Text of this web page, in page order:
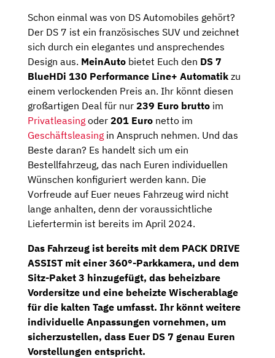
Schon einmal was von DS Automobiles gehört?
Der DS 7 ist ein französisches SUV und zeichnet
sich durch ein elegantes und ansprechendes
Design aus. MeinAuto bietet Euch den DS 7
BlueHDi 130 Performance Line+ Automatik zu
einem verlockenden Preis an. Ihr könnt diesen
großartigen Deal für nur 239 Euro brutto im
Privatleasing oder 201 Euro netto im
Geschäftsleasing in Anspruch nehmen. Und das
Beste daran? Es handelt sich um ein
Bestellfahrzeug, das nach Euren individuellen
Wünschen konfiguriert werden kann. Die
Vorfreude auf Euer neues Fahrzeug wird nicht
lange anhalten, denn der voraussichtliche
Liefertermin ist bereits im April 2024.
Das Fahrzeug ist bereits mit dem PACK DRIVE
ASSIST mit einer360°-Parkkamera, und dem
Sitz-Paket 3 hinzugefügt, das beheizbare
Vordersitze und eine beheizte Wischerablage
für die kalten Tage umfasst. Ihr könnt weitere
individuelle Anpassungen vornehmen, um
sicherzustellen, dass Euer DS 7 genau Euren
Vorstellungen entspricht.